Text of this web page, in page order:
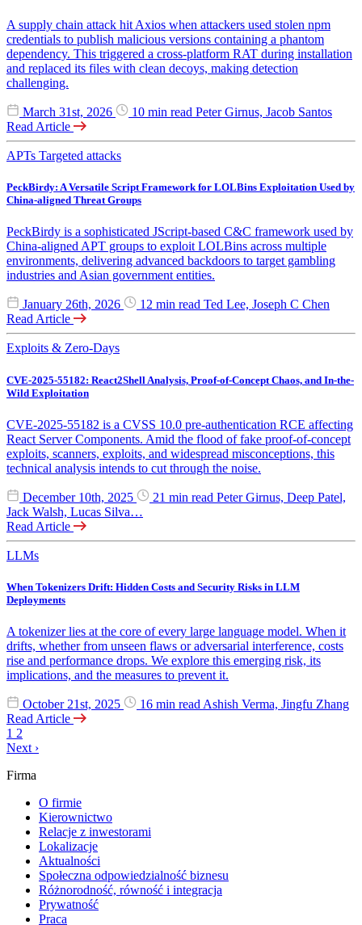
A supply chain attack hit Axios when attackers used stolen npm
credentials to publish malicious versions containing a phantom
dependency. This triggered a cross-platform RAT during installation
and replaced its files with clean decoys, making detection
challenging.
March 31st, 2026 10 min read Peter Girnus, Jacob Santos
Read Article
APTs Targeted attacks
PeckBirdy: A Versatile Script Framework for LOLBins Exploitation Used by
China-aligned Threat Groups
PeckBirdy is a sophisticated JScript-based C&C framework used by
China-aligned APT groups to exploit LOLBins across multiple
environments, delivering advanced backdoors to target gambling
industries and Asian government entities.
January 26th, 2026 12 min read Ted Lee, Joseph C Chen
Read Article
Exploits & Zero-Days
CVE-2025-55182: React2Shell Analysis, Proof-of-Concept Chaos, and In-the-
Wild Exploitation
CVE-2025-55182 is a CVSS 10.0 pre-authentication RCE affecting
React Server Components. Amid the flood of fake proof-of-concept
exploits, scanners, exploits, and widespread misconceptions, this
technical analysis intends to cut through the noise.
December 10th, 2025 21 min read Peter Girnus, Deep Patel,
Jack Walsh, Lucas Silva…
Read Article
LLMs
When Tokenizers Drift: Hidden Costs and Security Risks in LLM
Deployments
A tokenizer lies at the core of every large language model. When it
drifts, whether from unseen flaws or adversarial interference, costs
rise and performance drops. We explore this emerging risk, its
implications, and the measures to prevent it.
October 21st, 2025 16 min read Ashish Verma, Jingfu Zhang
Read Article
1 2
Next ›
Firma
O firmie
Kierownictwo
Relacje z inwestorami
Lokalizacje
Aktualności
Społeczna odpowiedzialność biznesu
Różnorodność, równość i integracja
Prywatność
Praca